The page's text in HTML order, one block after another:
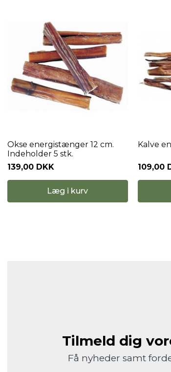
Okse energistænger 12 cm.
Indeholder 5 stk.
139,00 DKK
Læg i kurv
Kalve
109,00
Tilmeld dig
Få nyheder samt